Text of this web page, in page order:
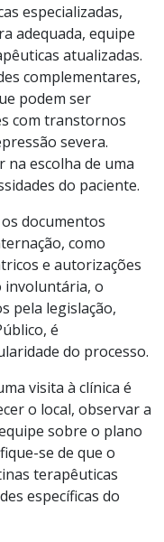
especializadas,
adequada, equipe
atualizadas.
complementares,
podem ser
com transtornos
severa.
na escolha de uma
do paciente.
documentos
como
e autorizações
involuntária, o
pela legislação,
é
do processo.
visita à clínica é
o local, observar a
sobre o plano
se de que o
terapêuticas
específicas do